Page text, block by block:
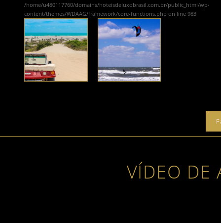
/home/u480117760/domains/hoteisdeluxobrasil.com.br/public_html/wp-
content/themes/WDAAG/framework/core-functions.php on line 983
VÍDEO DE